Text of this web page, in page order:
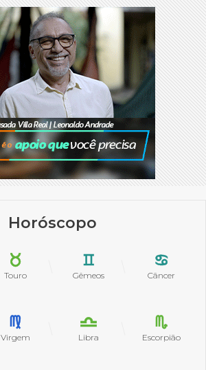
Horóscopo
Touro Gêmeos Câncer
Virgem Libra Escorpião